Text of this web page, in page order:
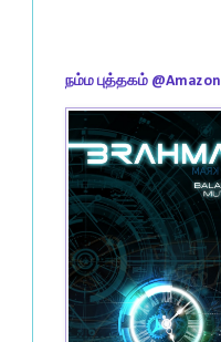
நம்ம புத்தகம் @Amazon